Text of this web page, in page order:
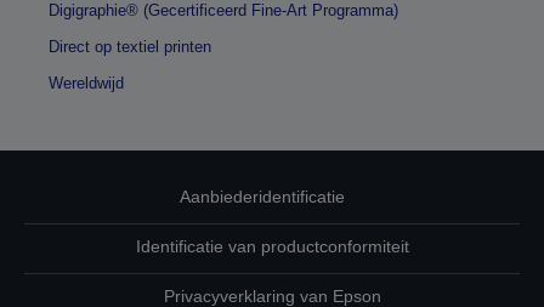
Digigraphie® (Gecertificeerd Fine-Art Programma)
Direct op textiel printen
Wereldwijd
Aanbiederidentificatie
Identificatie van productconformiteit
Privacyverklaring van Epson